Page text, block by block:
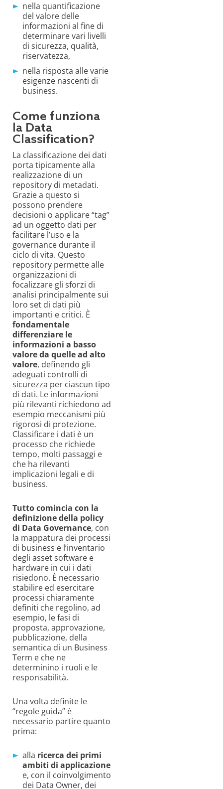
nella quantificazione
del valore delle
informazioni al fine di
determinare vari livelli
di sicurezza, qualità,
riservatezza,
nella risposta alle varie
esigenze nascenti di
business.
Come funziona
la Data
Classification?
La classificazione dei dati
porta tipicamente alla
realizzazione di un
repository di metadati.
Grazie a questo si
possono prendere
decisioni o applicare “tag”
ad un oggetto dati per
facilitare l’uso e la
governance durante il
ciclo di vita. Questo
repository permette alle
organizzazioni di
focalizzare gli sforzi di
analisi principalmente sui
loro set di dati più
importanti e critici. È
fondamentale
differenziare le
informazioni a basso
valore da quelle ad alto
valore, definendo gli
adeguati controlli di
sicurezza per ciascun tipo
di dati. Le informazioni
più rilevanti richiedono ad
esempio meccanismi più
rigorosi di protezione.
Classificare i dati è un
processo che richiede
tempo, molti passaggi e
che ha rilevanti
implicazioni legali e di
business.
Tutto comincia con la
definizione della policy
di Data Governance, con
la mappatura dei processi
di business e l’inventario
degli asset software e
hardware in cui i dati
risiedono. È necessario
stabilire ed esercitare
processi chiaramente
definiti che regolino, ad
esempio, le fasi di
proposta, approvazione,
pubblicazione, della
semantica di un Business
Term e che ne
determinino i ruoli e le
responsabilità.
Una volta definite le
“regole guida” è
necessario partire quanto
prima:
alla ricerca dei primi
ambiti di applicazione
e, con il coinvolgimento
dei Data Owner, dei